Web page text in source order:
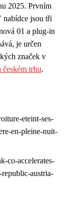
2025. Prvním
nabídce jsou tři
01 a plug-in
je určen
značek v
trhu.
eteint-ses-
en-pleine-nuit-
co-accelerates-
austria-